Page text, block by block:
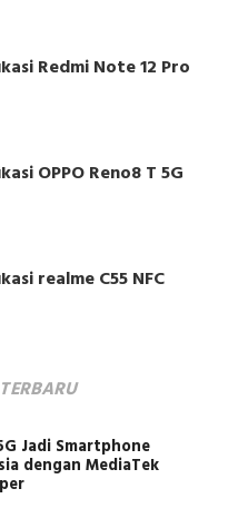
Redmi Note 12 Pro
OPPO Reno8 T 5G
realme C55 NFC
TERBARU
Jadi Smartphone
dengan MediaTek